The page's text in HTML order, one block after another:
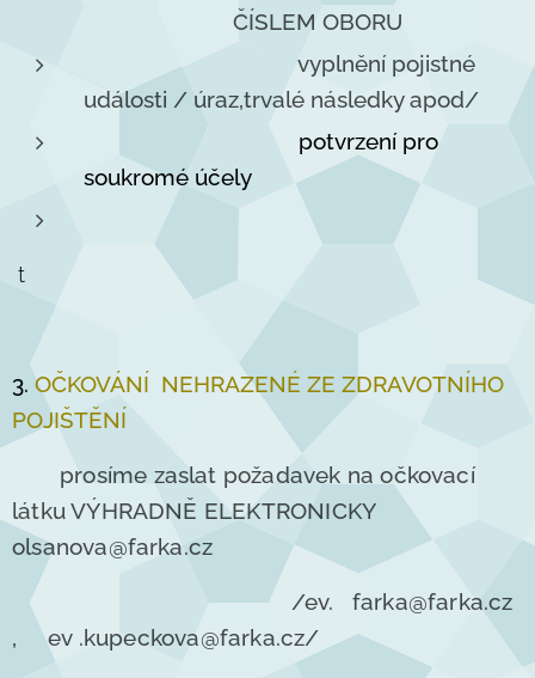
ČÍSLEM OBORU
vyplnění pojistné
události / úraz,trvalé následky apod/
potvrzení pro
soukromé účely
t
3. OČKOVÁNÍ NEHRAZENÉ ZE ZDRAVOTNÍHO
POJIŠTĚNÍ
prosíme zaslat požadavek na očkovací
látku VÝHRADNĚ ELEKTRONICKY
olsanova@farka.cz
/ev. farka@farka.cz
, ev .kupeckova@farka.cz/